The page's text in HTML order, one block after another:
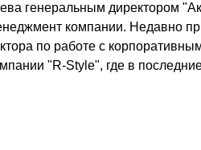
генеральным директором
компании. Недавно
по работе с
"R-Style", где в